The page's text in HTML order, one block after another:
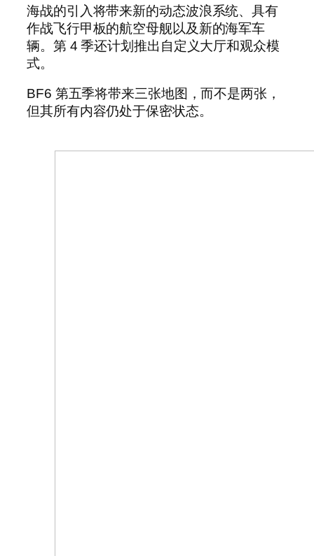
海战的引入将带来新的动态波浪系统、具有
作战飞行甲板的航空母舰以及新的海军车
辆。第 4 季还计划推出自定义大厅和观众模
式。
BF6 第五季将带来三张地图，而不是两张，
但其所有内容仍处于保密状态。